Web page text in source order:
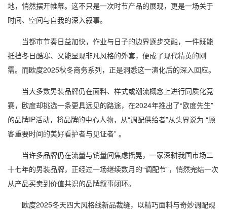
地，悄然摆开帷幕。这不只是一次时节产品的展现，更是一场关于
时间、空间与自我的深入叙事。
当都市节奏日益加快，作业与日子的边界逐步交融，一件既能
抵挡冬日酷寒、又能显现非凡风格的外套，便成了现代精英的刚
需。而欧度2025秋冬商务系列，正是洞悉这一演化后的深入回应。
当大多数男装品牌仍在面料、样式或潮流概念上进行同质化竞
赛，欧度却挑选一条更具远见的路途，在2024年推出了“欧度先生”
的品牌IP活动，将品牌的中心人物，从“调配供给者”从头界说为 “顾
客重要时间的美好看护者与见证者” 。
当许多品牌仍在流量与销量间焦虑摇晃，一家深耕我国市场二
十七年的男装品牌，正经过一场继续数月的“调配节”，悄然完结一次
从产品买卖到价值共识的品牌叙事闭环。
欧度2025冬天四大风格线新品裁缝，以精巧面料与奇妙调配规